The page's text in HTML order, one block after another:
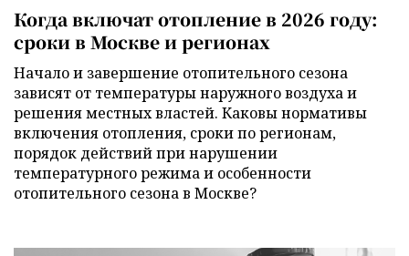
Когда включат отопление в 2026 году:
сроки в Москве и регионах
Начало и завершение отопительного сезона
зависят от температуры наружного воздуха и
решения местных властей. Каковы нормативы
включения отопления, сроки по регионам,
порядок действий при нарушении
температурного режима и особенности
отопительного сезона в Москве?